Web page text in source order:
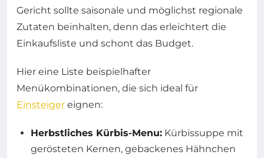
Gericht sollte saisonale und möglichst regionale
Zutaten beinhalten, denn das erleichtert die
Einkaufsliste und schont das Budget.
Hier eine Liste beispielhafter
Menükombinationen, die sich ideal für
Einsteiger eignen:
Herbstliches Kürbis-Menu: Kürbissuppe mit
gerösteten Kernen, gebackenes Hähnchen